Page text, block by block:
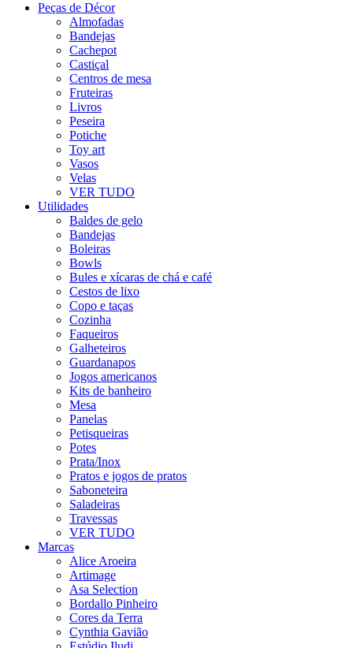
Peças de Décor
Almofadas
Bandejas
Cachepot
Castiçal
Centros de mesa
Fruteiras
Livros
Peseira
Potiche
Toy art
Vasos
Velas
VER TUDO
Utilidades
Baldes de gelo
Bandejas
Boleiras
Bowls
Bules e xícaras de chá e café
Cestos de lixo
Copo e taças
Cozinha
Faqueiros
Galheteiros
Guardanapos
Jogos americanos
Kits de banheiro
Mesa
Panelas
Petisqueiras
Potes
Prata/Inox
Pratos e jogos de pratos
Saboneteira
Saladeiras
Travessas
VER TUDO
Marcas
Alice Aroeira
Artimage
Asa Selection
Bordallo Pinheiro
Cores da Terra
Cynthia Gavião